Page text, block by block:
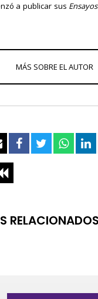
a publicar sus
RELACIONADOS